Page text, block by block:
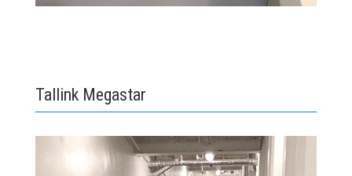
Tallink Megastar